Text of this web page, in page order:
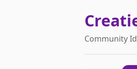
Community